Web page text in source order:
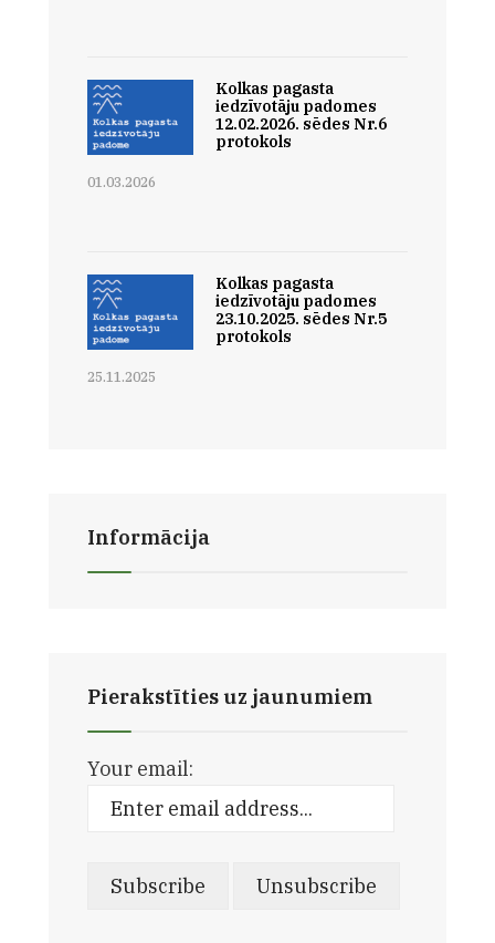
Kolkas pagasta
iedzīvotāju padomes
12.02.2026. sēdes Nr.6
protokols
01.03.2026
Kolkas pagasta
iedzīvotāju padomes
23.10.2025. sēdes Nr.5
protokols
25.11.2025
Informācija
Pierakstīties uz jaunumiem
Your email: